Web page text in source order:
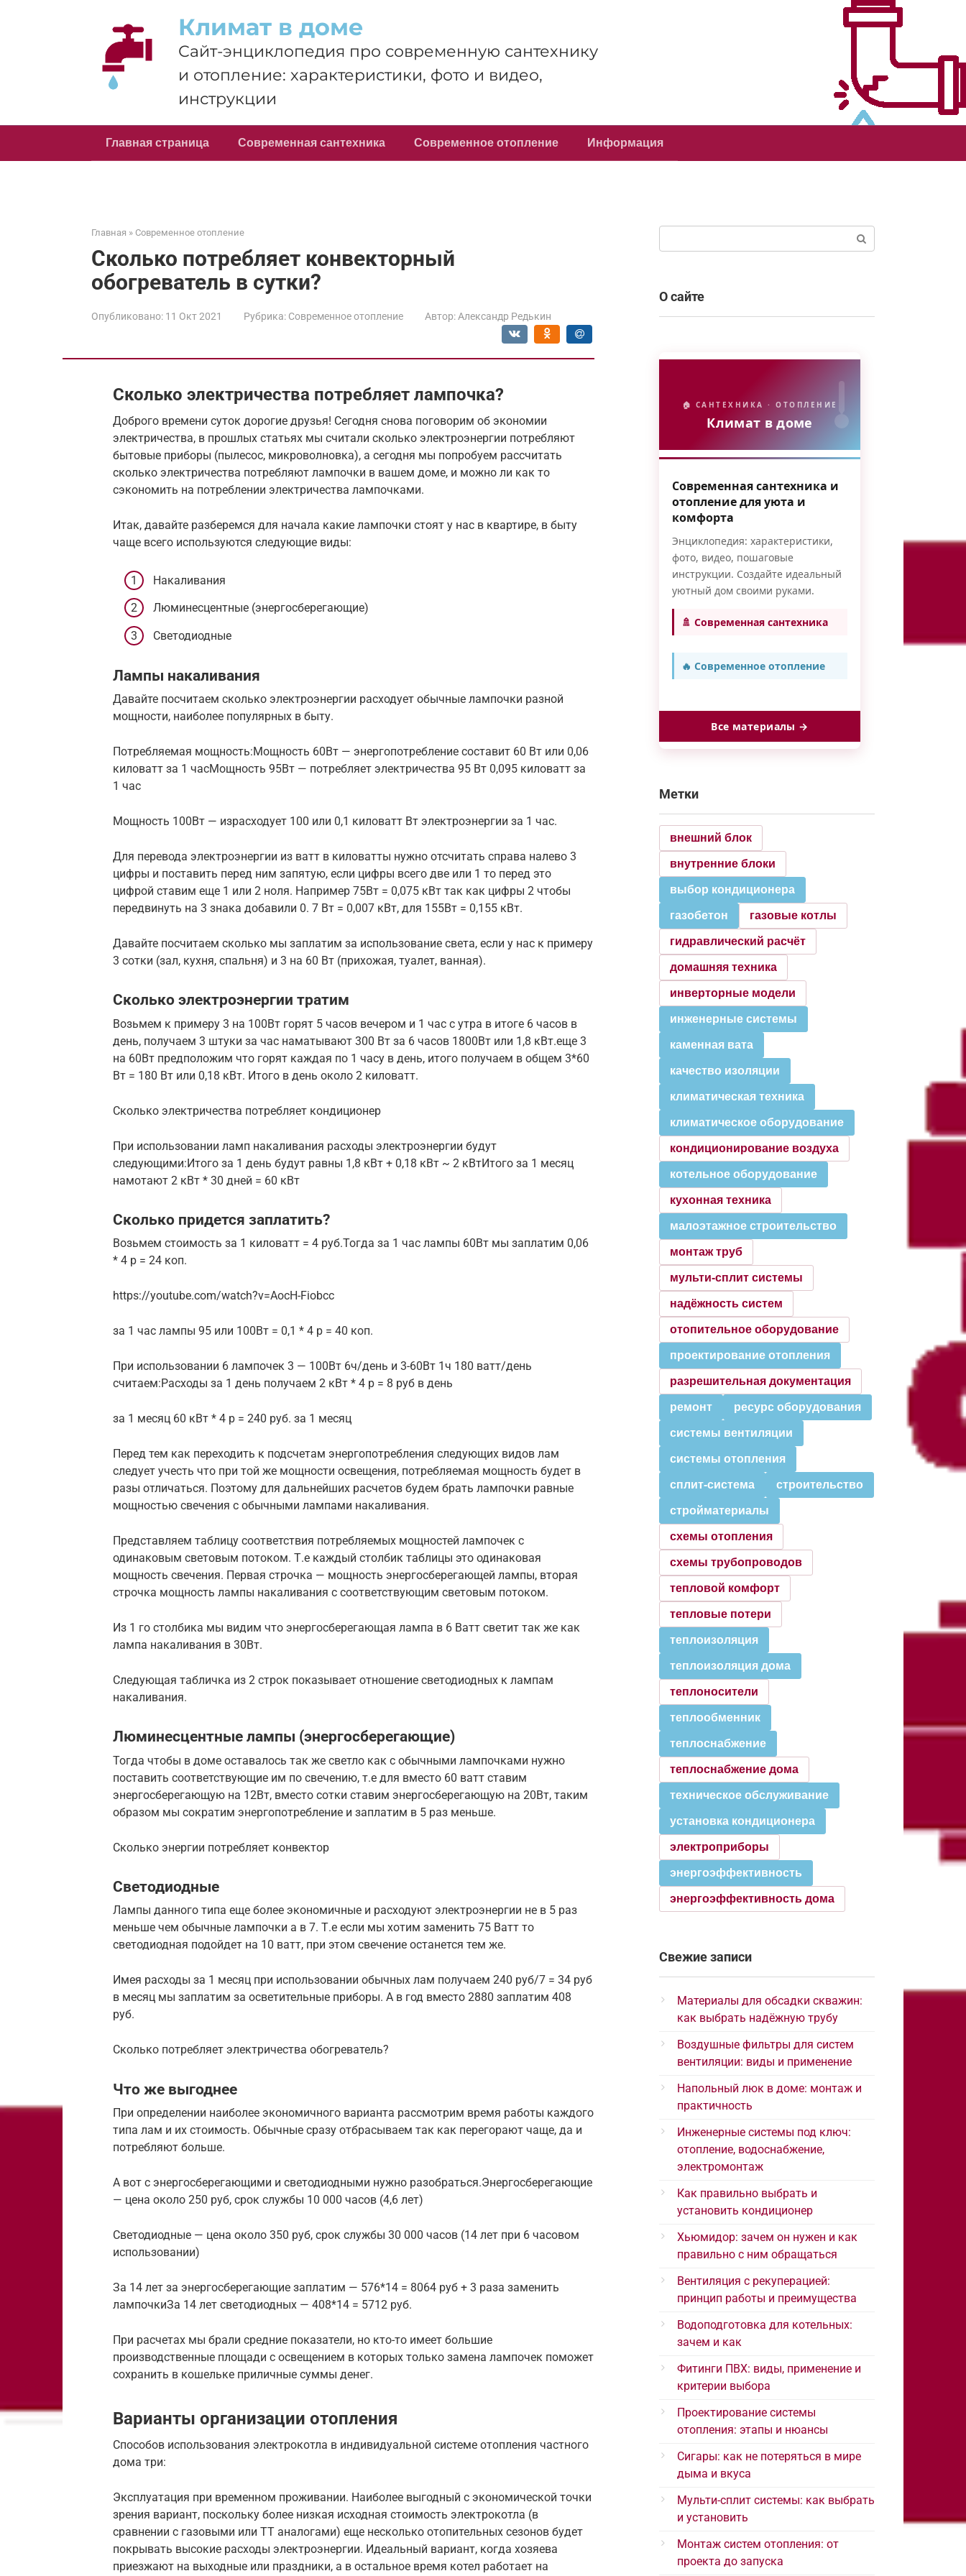
Климат в доме
Сайт-энциклопедия про современную сантехнику
и отопление: характеристики, фото и видео,
инструкции
Главная страница Современная сантехника Современное отопление Информация
Главная » Современное отопление
Сколько потребляет конвекторный
обогреватель в сутки?
Опубликовано: 11 Окт 2021 Рубрика: Современное отопление Автор: Александр Редькин
Сколько электричества потребляет лампочка?
Доброго времени суток дорогие друзья! Сегодня снова поговорим об экономии
электричества, в прошлых статьях мы считали сколько электроэнергии потребляют
бытовые приборы (пылесос, микроволновка), а сегодня мы попробуем рассчитать
сколько электричества потребляют лампочки в вашем доме, и можно ли как то
сэкономить на потреблении электричества лампочками.
Итак, давайте разберемся для начала какие лампочки стоят у нас в квартире, в быту
чаще всего используются следующие виды:
Накаливания
Люминесцентные (энергосберегающие)
Светодиодные
Лампы накаливания
Давайте посчитаем сколько электроэнергии расходует обычные лампочки разной
мощности, наиболее популярных в быту.
Потребляемая мощность:Мощность 60Вт — энергопотребление составит 60 Вт или 0,06
киловатт за 1 часМощность 95Вт — потребляет электричества 95 Вт 0,095 киловатт за
1 час
Мощность 100Вт — израсходует 100 или 0,1 киловатт Вт электроэнергии за 1 час.
Для перевода электроэнергии из ватт в киловатты нужно отсчитать справа налево 3
цифры и поставить перед ним запятую, если цифры всего две или 1 то перед это
цифрой ставим еще 1 или 2 ноля. Например 75Вт = 0,075 кВт так как цифры 2 чтобы
передвинуть на 3 знака добавили 0. 7 Вт = 0,007 кВт, для 155Вт = 0,155 кВт.
Давайте посчитаем сколько мы заплатим за использование света, если у нас к примеру
3 сотки (зал, кухня, спальня) и 3 на 60 Вт (прихожая, туалет, ванная).
Сколько электроэнергии тратим
Возьмем к примеру 3 на 100Вт горят 5 часов вечером и 1 час с утра в итоге 6 часов в
день, получаем 3 штуки за час наматывают 300 Вт за 6 часов 1800Вт или 1,8 кВт.еще 3
на 60Вт предположим что горят каждая по 1 часу в день, итого получаем в общем 3*60
Вт = 180 Вт или 0,18 кВт. Итого в день около 2 киловатт.
Сколько электричества потребляет кондиционер
При использовании ламп накаливания расходы электроэнергии будут
следующими:Итого за 1 день будут равны 1,8 кВт + 0,18 кВт ~ 2 кВтИтого за 1 месяц
намотают 2 кВт * 30 дней = 60 кВт
Сколько придется заплатить?
Возьмем стоимость за 1 киловатт = 4 руб.Тогда за 1 час лампы 60Вт мы заплатим 0,06
* 4 р = 24 коп.
https://youtube.com/watch?v=AocH-Fiobcc
за 1 час лампы 95 или 100Вт = 0,1 * 4 р = 40 коп.
При использовании 6 лампочек 3 — 100Вт 6ч/день и 3-60Вт 1ч 180 ватт/день
считаем:Расходы за 1 день получаем 2 кВт * 4 р = 8 руб в день
за 1 месяц 60 кВт * 4 р = 240 руб. за 1 месяц
Перед тем как переходить к подсчетам энергопотребления следующих видов лам
следует учесть что при той же мощности освещения, потребляемая мощность будет в
разы отличаться. Поэтому для дальнейших расчетов будем брать лампочки равные
мощностью свечения с обычными лампами накаливания.
Представляем таблицу соответствия потребляемых мощностей лампочек с
одинаковым световым потоком. Т.е каждый столбик таблицы это одинаковая
мощность свечения. Первая строчка — мощность энергосберегающей лампы, вторая
строчка мощность лампы накаливания с соответствующим световым потоком.
Из 1 го столбика мы видим что энергосберегающая лампа в 6 Ватт светит так же как
лампа накаливания в 30Вт.
Следующая табличка из 2 строк показывает отношение светодиодных к лампам
накаливания.
Люминесцентные лампы (энергосберегающие)
Тогда чтобы в доме оставалось так же светло как с обычными лампочками нужно
поставить соответствующие им по свечению, т.е для вместо 60 ватт ставим
энергосберегающую на 12Вт, вместо сотки ставим энергосберегающую на 20Вт, таким
образом мы сократим энергопотребление и заплатим в 5 раз меньше.
Сколько энергии потребляет конвектор
Светодиодные
Лампы данного типа еще более экономичные и расходуют электроэнергии не в 5 раз
меньше чем обычные лампочки а в 7. Т.е если мы хотим заменить 75 Ватт то
светодиодная подойдет на 10 ватт, при этом свечение останется тем же.
Имея расходы за 1 месяц при использовании обычных лам получаем 240 руб/7 = 34 руб
в месяц мы заплатим за осветительные приборы. А в год вместо 2880 заплатим 408
руб.
Сколько потребляет электричества обогреватель?
Что же выгоднее
При определении наиболее экономичного варианта рассмотрим время работы каждого
типа лам и их стоимость. Обычные сразу отбрасываем так как перегорают чаще, да и
потребляют больше.
А вот с энергосберегающими и светодиодными нужно разобраться.Энергосберегающие
— цена около 250 руб, срок службы 10 000 часов (4,6 лет)
Светодиодные — цена около 350 руб, срок службы 30 000 часов (14 лет при 6 часовом
использовании)
За 14 лет за энергосберегающие заплатим — 576*14 = 8064 руб + 3 раза заменить
лампочкиЗа 14 лет светодиодных — 408*14 = 5712 руб.
При расчетах мы брали средние показатели, но кто-то имеет большие
производственные площади с освещением в которых только замена лампочек поможет
сохранить в кошельке приличные суммы денег.
Варианты организации отопления
Способов использования электрокотла в индивидуальной системе отопления частного
дома три:
Эксплуатация при временном проживании. Наиболее выгодный с экономической точки
зрения вариант, поскольку более низкая исходная стоимость электрокотла (в
сравнении с газовыми или ТТ аналогами) еще несколько отопительных сезонов будет
покрывать высокие расходы электроэнергии. Идеальный вариант, когда хозяева
приезжают на выходные или праздники, а в остальное время котел работает на
О сайте
🏠 САНТЕХНИКА · ОТОПЛЕНИЕ
Климат в доме
Современная сантехника и
отопление для уюта и
комфорта
Энциклопедия: характеристики,
фото, видео, пошаговые
инструкции. Создайте идеальный
уютный дом своими руками.
🚿 Современная сантехника
🔥 Современное отопление
Все материалы →
Метки
внешний блок
внутренние блоки
выбор кондиционера
газобетон газовые котлы
гидравлический расчёт
домашняя техника
инверторные модели
инженерные системы
каменная вата
качество изоляции
климатическая техника
климатическое оборудование
кондиционирование воздуха
котельное оборудование
кухонная техника
малоэтажное строительство
монтаж труб
мульти-сплит системы
надёжность систем
отопительное оборудование
проектирование отопления
разрешительная документация
ремонт ресурс оборудования
системы вентиляции
системы отопления
сплит-система строительство
стройматериалы
схемы отопления
схемы трубопроводов
тепловой комфорт
тепловые потери
теплоизоляция
теплоизоляция дома
теплоносители
теплообменник
теплоснабжение
теплоснабжение дома
техническое обслуживание
установка кондиционера
электроприборы
энергоэффективность
энергоэффективность дома
Свежие записи
Материалы для обсадки скважин:
как выбрать надёжную трубу
Воздушные фильтры для систем
вентиляции: виды и применение
Напольный люк в доме: монтаж и
практичность
Инженерные системы под ключ:
отопление, водоснабжение,
электромонтаж
Как правильно выбрать и
установить кондиционер
Хьюмидор: зачем он нужен и как
правильно с ним обращаться
Вентиляция с рекуперацией:
принцип работы и преимущества
Водоподготовка для котельных:
зачем и как
Фитинги ПВХ: виды, применение и
критерии выбора
Проектирование системы
отопления: этапы и нюансы
Сигары: как не потеряться в мире
дыма и вкуса
Мульти-сплит системы: как выбрать
и установить
Монтаж систем отопления: от
проекта до запуска